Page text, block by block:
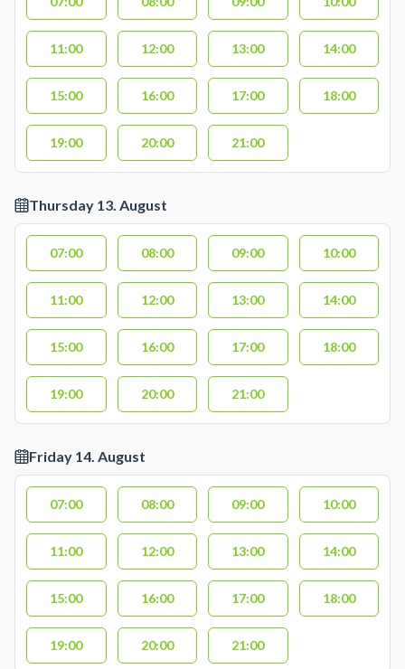
11:00 12:00 13:00 14:00
15:00 16:00 17:00 18:00
19:00 20:00 21:00
Thursday 13. August
07:00 08:00 09:00 10:00
11:00 12:00 13:00 14:00
15:00 16:00 17:00 18:00
19:00 20:00 21:00
Friday 14. August
07:00 08:00 09:00 10:00
11:00 12:00 13:00 14:00
15:00 16:00 17:00 18:00
19:00 20:00 21:00